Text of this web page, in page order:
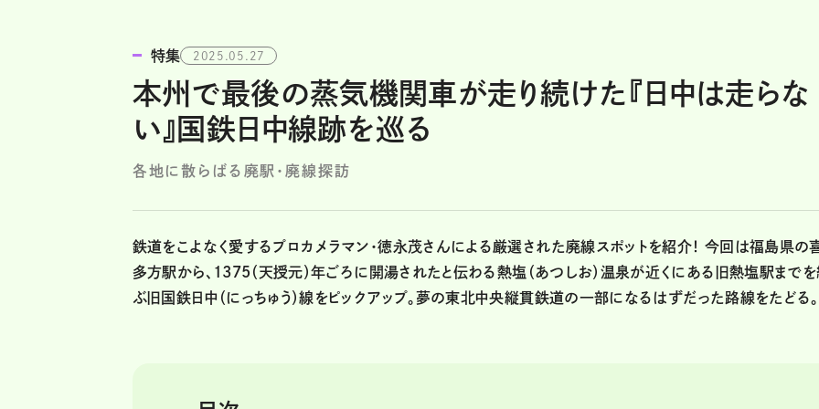
特集 2025.05.27
本州で最後の蒸気機関車が走り続けた『日中は走らな
い』国鉄日中線跡を巡る
各地に散らばる廃駅・廃線探訪
鉄道をこよなく愛するプロカメラマン・徳永茂さんによる厳選された廃線スポットを紹介！ 今回は福島県の
多方駅から、1375（天授元）年ごろに開湯されたと伝わる熱塩（あつしお）温泉が近くにある旧熱塩駅まで
ぶ旧国鉄日中（にっちゅう）線をピックアップ。夢の東北中央縦貫鉄道の一部になるはずだった路線をたどる。